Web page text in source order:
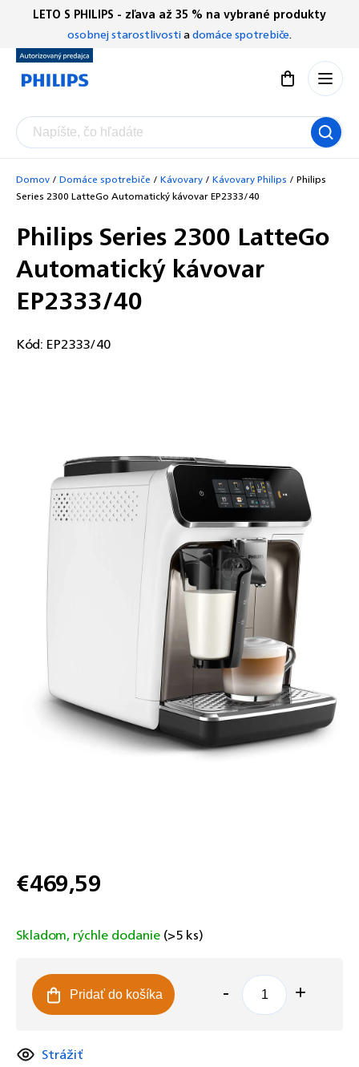
Prejsť
obsah
LETO S PHILIPS - zľava až 35 % na vybrané produkty
osobnej starostlivostiadomáce spotrebiče.
Nákupný
Domov/Domáce spotrebiče /Kávovary/Kávovary Philips /Philips
Series 2300 LatteGo Automatický kávovar EP2333/40
Philips Series 2300 LatteGo
Automatický kávovar
EP2333/40
Kód: EP2333/40
€469,59
cena:
Skladom, rýchle dodanie(>5 ks)
Pridať do košíka
Strážiť
Chatbot Filip
Autorizovaný predajce